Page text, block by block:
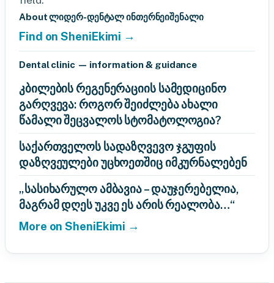
About ლიდერ-დენტალ ინთერნეიშენალი
Find on SheniEkimi →
Dental clinic — information & guidance
კბილების რეგენერაციის სამედიცინო
გარღვევა: როგორ შეიძლება ახალი
წამალი შეცვალოს სტომატოლოგია?
საქართველოს სადაზღვევო ჯგუფის
დაზღვეულები უცხოეთშიც იმკურნალებენ
„სასიხარულო ამბავია – დაუჯერებელია,
მაგრამ დღეს უკვე ეს არის რეალობა…“
More on SheniEkimi →